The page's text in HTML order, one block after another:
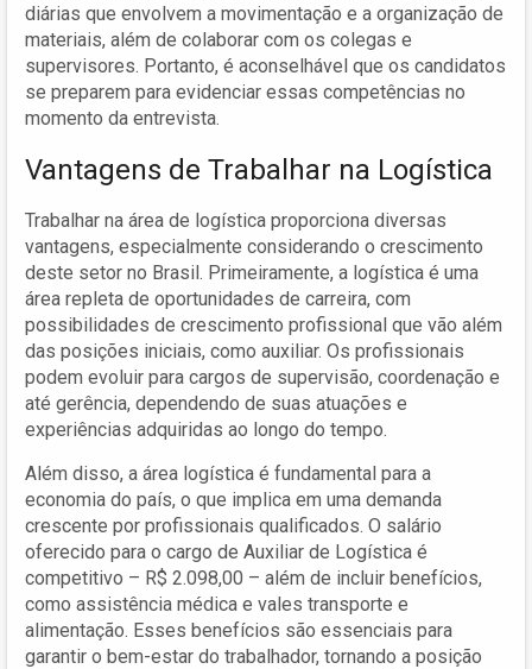
diárias que envolvem a movimentação e a organização de
materiais, além de colaborar com os colegas e
supervisores. Portanto, é aconselhável que os candidatos
se preparem para evidenciar essas competências no
momento da entrevista.
Vantagens de Trabalhar na Logística
Trabalhar na área de logística proporciona diversas
vantagens, especialmente considerando o crescimento
deste setor no Brasil. Primeiramente, a logística é uma
área repleta de oportunidades de carreira, com
possibilidades de crescimento profissional que vão além
das posições iniciais, como auxiliar. Os profissionais
podem evoluir para cargos de supervisão, coordenação e
até gerência, dependendo de suas atuações e
experiências adquiridas ao longo do tempo.
Além disso, a área logística é fundamental para a
economia do país, o que implica em uma demanda
crescente por profissionais qualificados. O salário
oferecido para o cargo de Auxiliar de Logística é
competitivo – R$ 2.098,00 – além de incluir benefícios,
como assistência médica e vales transporte e
alimentação. Esses benefícios são essenciais para
garantir o bem-estar do trabalhador, tornando a posição